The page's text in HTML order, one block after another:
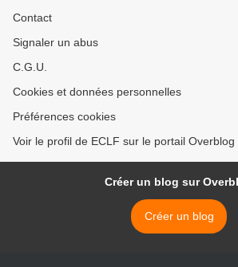
Contact
Signaler un abus
C.G.U.
Cookies et données personnelles
Préférences cookies
Voir le profil de ECLF sur le portail Overblog
Créer un blog sur
Créer un blog